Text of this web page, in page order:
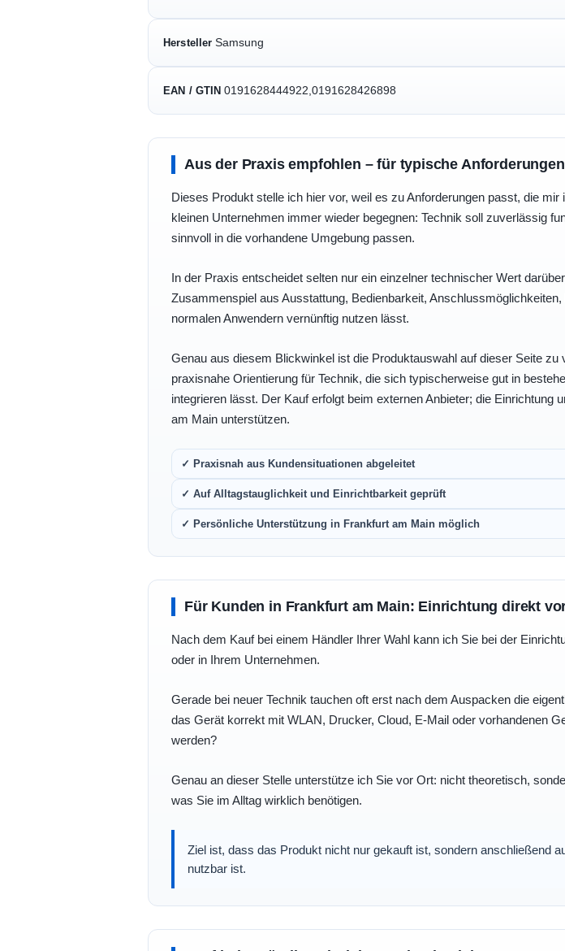
Hersteller Samsung
EAN / GTIN 0191628444922,0191628426898
Aus der Praxis empfohlen – für typische
Dieses Produkt stelle ich hier vor, weil es zu Anforderungen passt, die
kleinen Unternehmen immer wieder begegnen: Technik soll zuverlässig
sinnvoll in die vorhandene Umgebung passen.
In der Praxis entscheidet selten nur ein einzelner technischer Wert
Zusammenspiel aus Ausstattung, Bedienbarkeit,
normalen Anwendern vernünftig nutzen lässt.
Genau aus diesem Blickwinkel ist die Produktauswahl auf dieser Seite
praxisnahe Orientierung für Technik, die sich typischerweise gut in
integrieren lässt. Der Kauf erfolgt beim externen Anbieter; die
am Main unterstützen.
✓ Praxisnah aus Kundensituationen abgeleitet
✓ Auf Alltagstauglichkeit und Einrichtbarkeit geprüft
✓ Persönliche Unterstützung in Frankfurt am Main möglich
Für Kunden in Frankfurt am Main: Einrichtung direkt
Nach dem Kauf bei einem Händler Ihrer Wahl kann ich Sie bei der
oder in Ihrem Unternehmen.
Gerade bei neuer Technik tauchen oft erst nach dem Auspacken die
das Gerät korrekt mit WLAN, Drucker, Cloud, E-Mail oder vorhandenen
werden?
Genau an dieser Stelle unterstütze ich Sie vor Ort: nicht theoretisch,
was Sie im Alltag wirklich benötigen.
Ziel ist, dass das Produkt nicht nur gekauft ist, sondern anschließend
nutzbar ist.